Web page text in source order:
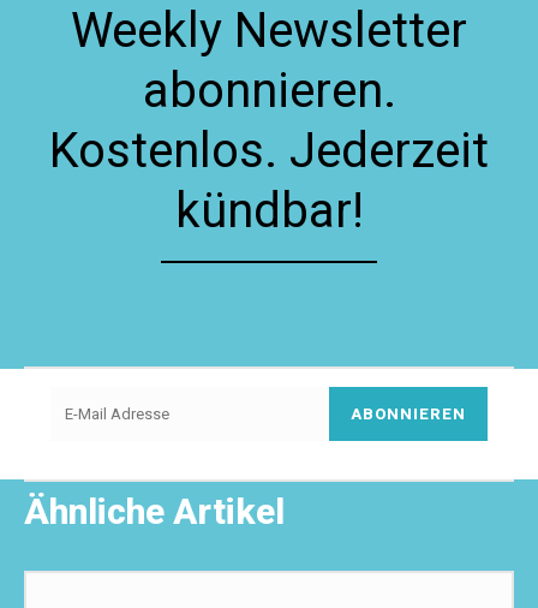
Weekly Newsletter
abonnieren.
Kostenlos. Jederzeit
kündbar!
ABONNIEREN
Ähnliche Artikel